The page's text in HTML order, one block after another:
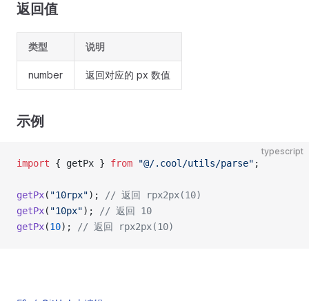
返回值
类型 说明
number 返回对应的 px 数值
示例
typescript
import { getPx } from "@/.cool/utils/parse" ;
getPx( "10rpx");
// 返回 rpx2px(10)
getPx( "10px");
// 返回 10
getPx(10); // 返回 rpx2px(10)